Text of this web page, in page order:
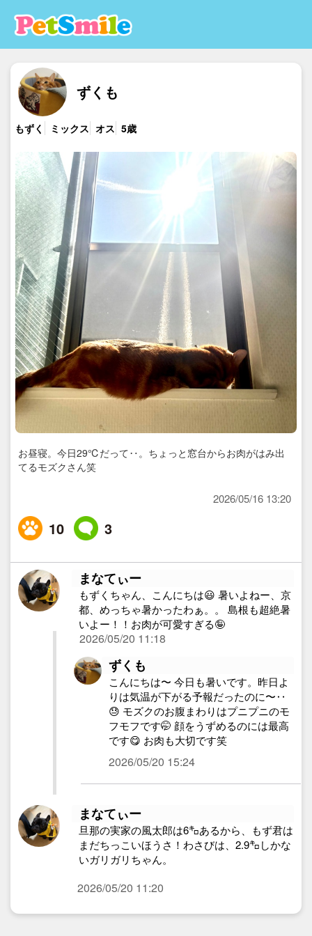
ずくも
もずく ミックス オス 5歳
お昼寝。今日29℃だって‥。ちょっと窓台からお肉がはみ出
てるモズクさん笑
2026/05/16 13:20
10 3
まなてぃー
もずくちゃん、こんにちは😃 暑いよねー、京
都、めっちゃ暑かったわぁ。。 島根も超絶暑
いよー！！お肉が可愛すぎる🤪
2026/05/20 11:18
ずくも
こんにちは〜 今日も暑いです。昨日よ
りは気温が下がる予報だったのに〜‥
😓 モズクのお腹まわりはプニプニのモ
フモフです🤭 顔をうずめるのには最高
です😋 お肉も大切です笑
2026/05/20 15:24
まなてぃー
旦那の実家の風太郎は6㌔あるから、もず君は
まだちっこいほうさ！わさびは、2.9㌔しかな
いガリガリちゃん。
2026/05/20 11:20